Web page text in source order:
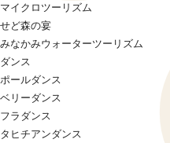
マイクロツーリズム
せど森の宴
みなかみウォーターツーリズム
ダンス
ポールダンス
ベリーダンス
フラダンス
タヒチアンダンス